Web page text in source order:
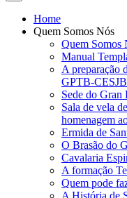
Home
Quem Somos Nós
Quem Somos
Manual
A preparação
GPTB-CESJB
Sede do Gran
Sala de vela
homenagem
Ermida de
O Brasão do
Cavalaria
A formação
Quem pode
A História de